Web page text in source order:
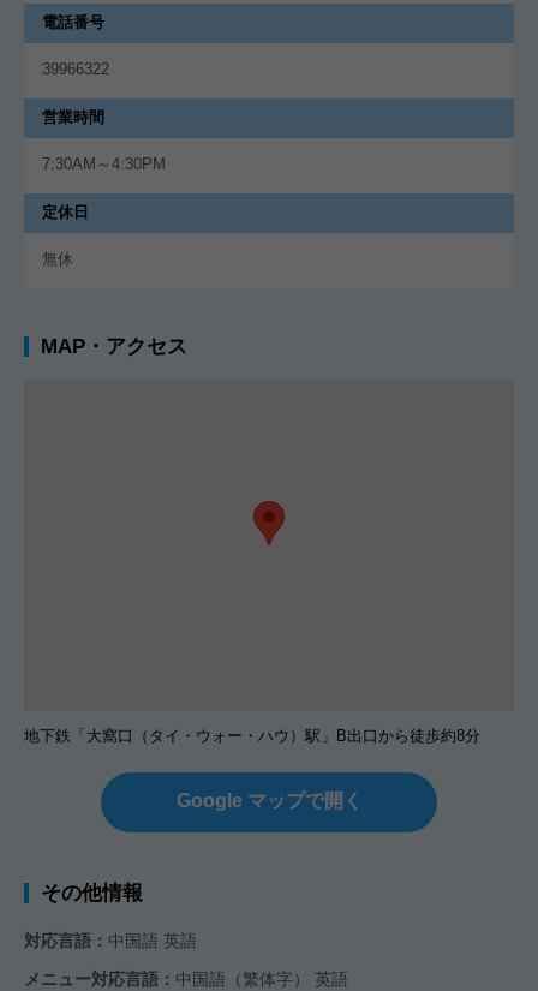
電話番号
39966322
営業時間
7:30AM～4:30PM
定休日
無休
MAP・アクセス
地下鉄「大窩口（タイ・ウォー・ハウ）駅」B出口から徒歩約8分
Google マップで開く
その他情報
対応言語： 中国語 英語
メニュー対応言語： 中国語（繁体字） 英語